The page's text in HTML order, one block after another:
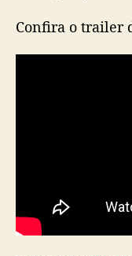
Confira o trailer